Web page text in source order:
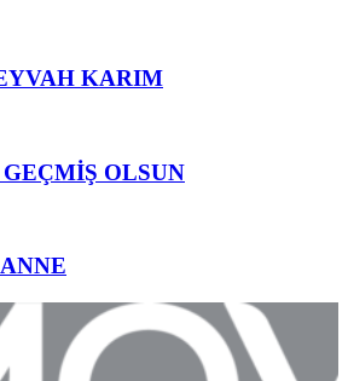
KARIM
GEÇMİŞ OLSUN